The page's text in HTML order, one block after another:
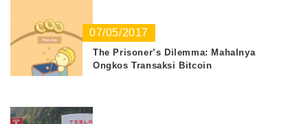
07/05/2017
The Prisoner’s Dilemma: Mahalnya
Ongkos Transaksi Bitcoin